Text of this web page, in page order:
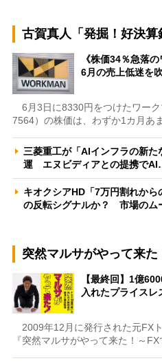
古賀真人「発掘！好決算
《株価34％急落
6月の売上低迷を
6月3日に8330円をつけたワーク
7564）の株価は、わずか1カ月あ
三菱重工が「AIインフラの新
運 エヌビディアとの提携で
キオクシアHD「7万円割れか
の反転シグナルか？ 市場の
突然マルサがやって来た
【最終回】1億
入れたプライス
2009年12月に発行された元FX
『突然マルサがやって来た！～